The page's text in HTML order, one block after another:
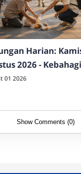
Harian:
2026 -
Dunia
01 2026
Show Comments (0)